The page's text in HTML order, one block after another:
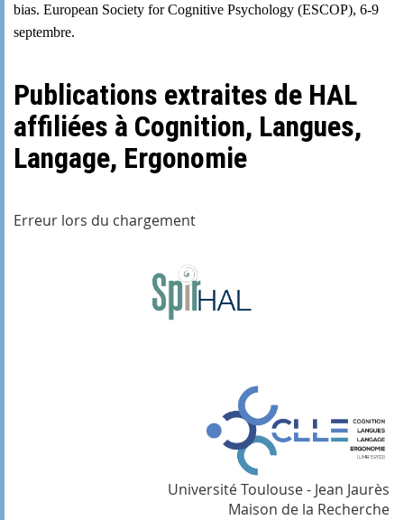
bias. European Society for Cognitive Psychology (ESCOP), 6-9
septembre.
Publications extraites de HAL
affiliées à Cognition, Langues,
Langage, Ergonomie
Erreur lors du chargement
Université Toulouse - Jean Jaurès
Maison de la Recherche